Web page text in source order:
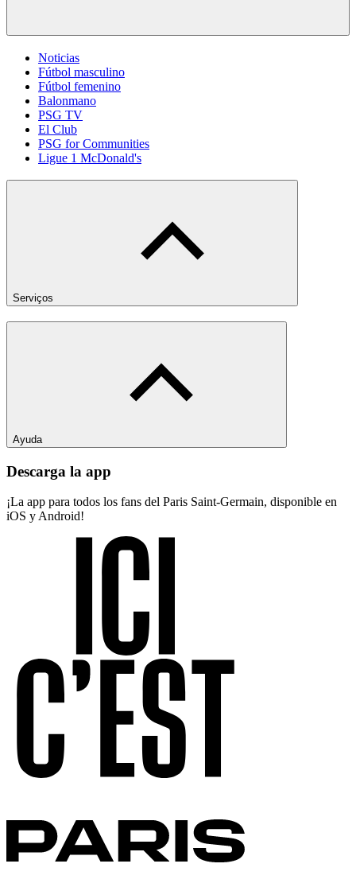
Noticias
Fútbol masculino
Fútbol femenino
Balonmano
PSG TV
El Club
PSG for Communities
Ligue 1 McDonald's
Serviços
Ayuda
Descarga la app
¡La app para todos los fans del Paris Saint-Germain, disponible en
iOS y Android!